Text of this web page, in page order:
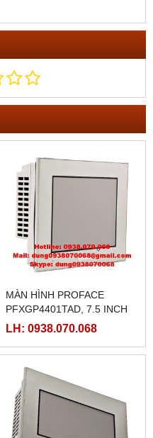
MÀN HÌNH PROFACE
PFXGP4401TAD, 7.5 INCH
LH: 0938.070.068